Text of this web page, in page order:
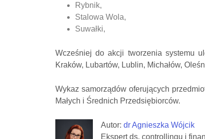
Rybnik,
Stalowa Wola,
Suwałki,
Wcześniej do akcji tworzenia systemu
Kraków, Lubartów, Lublin, Michałów,
Wykaz samorządów oferujących
Małych i Średnich Przedsiębiorców.
Autor: dr Agnieszka Wójcik
Ekspert ds. controllingu i